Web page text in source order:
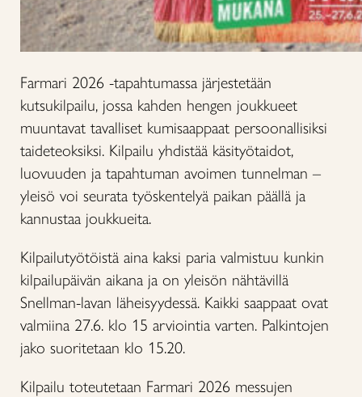
Farmari 2026 -tapahtumassa järjestetään
kutsukilpailu, jossa kahden hengen joukkueet
muuntavat tavalliset kumisaappaat persoonallisiksi
taideteoksiksi. Kilpailu yhdistää käsityötaidot,
luovuuden ja tapahtuman avoimen tunnelman –
yleisö voi seurata työskentelyä paikan päällä ja
kannustaa joukkueita.
Kilpailutyötöistä aina kaksi paria valmistuu kunkin
kilpailupäivän aikana ja on yleisön nähtävillä
Snellman-lavan läheisyydessä. Kaikki saappaat ovat
valmiina 27.6. klo 15 arviointia varten. Palkintojen
jako suoritetaan klo 15.20.
Kilpailu toteutetaan Farmari 2026 messujen